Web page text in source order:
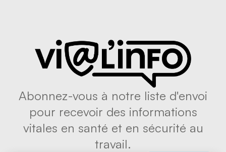
Abonnez-vous à notre liste d'envoi
pour recevoir des informations
vitales en santé et en sécurité au
travail.